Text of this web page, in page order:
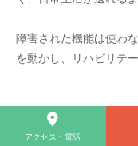
障害された機能は使わ
を動かし、リハビリテ
アクセス・電話